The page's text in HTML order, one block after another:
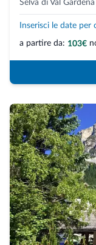
Selva di Val Gardena
Inserisci le date
a partire da: 103€